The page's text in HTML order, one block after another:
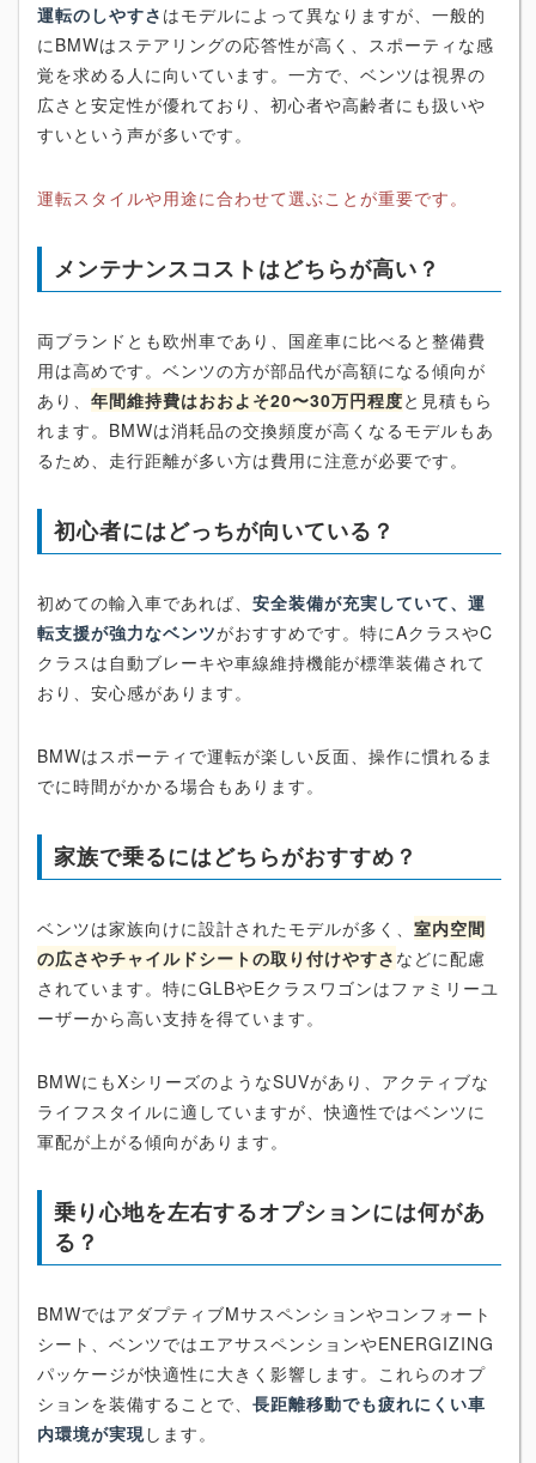
運転のしやすさ はモデルによって異なりますが、一般的
にBMWはステアリングの応答性が高く、スポーティな感
覚を求める人に向いています。一方で、ベンツは視界の
広さと安定性が優れており、初心者や高齢者にも扱いや
すいという声が多いです。
運転スタイルや用途に合わせて選ぶことが重要です。
メンテナンスコストはどちらが高い？
両ブランドとも欧州車であり、国産車に比べると整備費
用は高めです。ベンツの方が部品代が高額になる傾向が
あり、 年間維持費はおおよそ20〜30万円程度と見積もら
れます。BMWは消耗品の交換頻度が高くなるモデルもあ
るため、走行距離が多い方は費用に注意が必要です。
初心者にはどっちが向いている？
初めての輸入車であれば、 安全装備が充実していて、運
転支援が強力なベンツがおすすめです。特にAクラスやC
クラスは自動ブレーキや車線維持機能が標準装備されて
おり、安心感があります。
BMWはスポーティで運転が楽しい反面、操作に慣れるま
でに時間がかかる場合もあります。
家族で乗るにはどちらがおすすめ？
ベンツは家族向けに設計されたモデルが多く、 室内空間
の広さやチャイルドシートの取り付けやすさ などに配慮
されています。特にGLBやEクラスワゴンはファミリーユ
ーザーから高い支持を得ています。
BMWにもXシリーズのようなSUVがあり、アクティブな
ライフスタイルに適していますが、快適性ではベンツに
軍配が上がる傾向があります。
乗り心地を左右するオプションには何があ
る？
BMWではアダプティブMサスペンションやコンフォート
シート、ベンツではエアサスペンションやENERGIZING
パッケージが快適性に大きく影響します。これらのオプ
ションを装備することで、 長距離移動でも疲れにくい車
内環境が実現します。